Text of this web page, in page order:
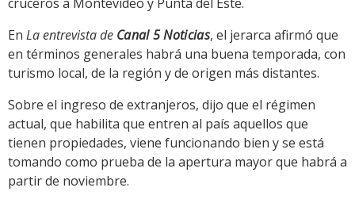
En La entrevista de Canal 5 Noticias, el jerarca afirmó que
en términos generales habrá una buena temporada, con
turismo local, de la región y de origen más distantes.
Sobre el ingreso de extranjeros, dijo que el régimen
actual, que habilita que entren al país aquellos que
tienen propiedades, viene funcionando bien y se está
tomando como prueba de la apertura mayor que habrá a
partir de noviembre.